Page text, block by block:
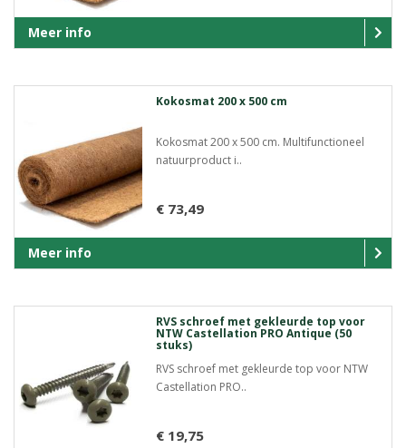
Meer info
Kokosmat 200 x 500 cm
Kokosmat 200 x 500 cm. Multifunctioneel
natuurproduct i..
€ 73,49
Meer info
RVS schroef met gekleurde top voor
NTW Castellation PRO Antique (50
stuks)
RVS schroef met gekleurde top voor NTW
Castellation PRO..
€ 19,75